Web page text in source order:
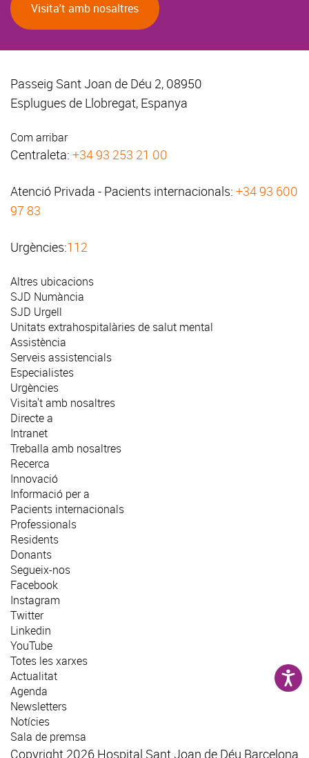
Visita't amb nosaltres
Passeig Sant Joan de Déu 2, 08950
Esplugues de Llobregat, Espanya
Com arribar
Centraleta: +34 93 253 21 00
Atenció Privada - Pacients internacionals: +34 93 600
97 83
Urgències:112
Altres ubicacions
SJD Numància
SJD Urgell
Unitats extrahospitalàries de salut mental
Assistència
Serveis assistencials
Especialistes
Urgències
Visita't amb nosaltres
Directe a
Intranet
Treballa amb nosaltres
Recerca
Innovació
Informació per a
Pacients internacionals
Professionals
Residents
Donants
Segueix-nos
Facebook
Instagram
Twitter
Linkedin
YouTube
Totes les xarxes
Actualitat
Agenda
Newsletters
Notícies
Sala de premsa
Copyright 2026 Hospital Sant Joan de Déu Barcelona